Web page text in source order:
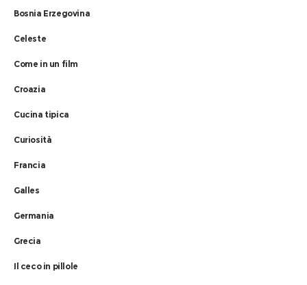
Bosnia Erzegovina
Celeste
Come in un film
Croazia
Cucina tipica
Curiosità
Francia
Galles
Germania
Grecia
Il ceco in pillole